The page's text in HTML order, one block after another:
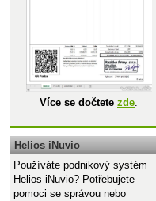
Více se dočtete zde.
Helios iNuvio
Používáte podnikový systém
Helios iNuvio? Potřebujete
pomoci se správou nebo